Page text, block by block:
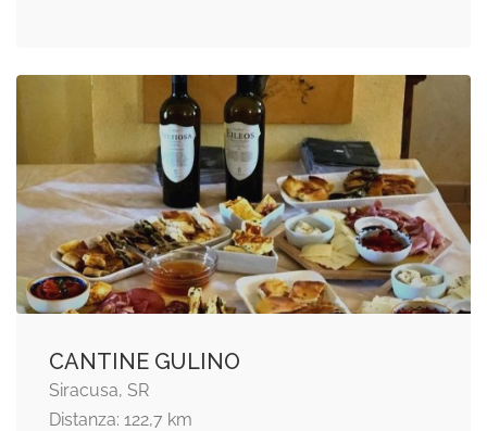
CANTINE GULINO
Siracusa, SR
Distanza: 122,7 km